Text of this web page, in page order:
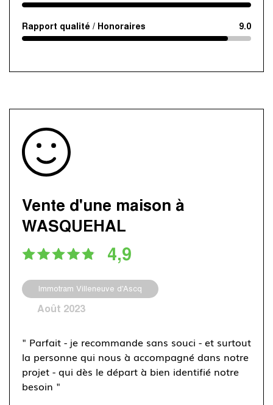
Rapport qualité / Honoraires 9.0
Vente d'une maison à
WASQUEHAL
4,9
Immotram Villeneuve d'Ascq
Août 2023
" Parfait - je recommande sans souci - et surtout
la personne qui nous à accompagné dans notre
projet - qui dès le départ à bien identifié notre
besoin "